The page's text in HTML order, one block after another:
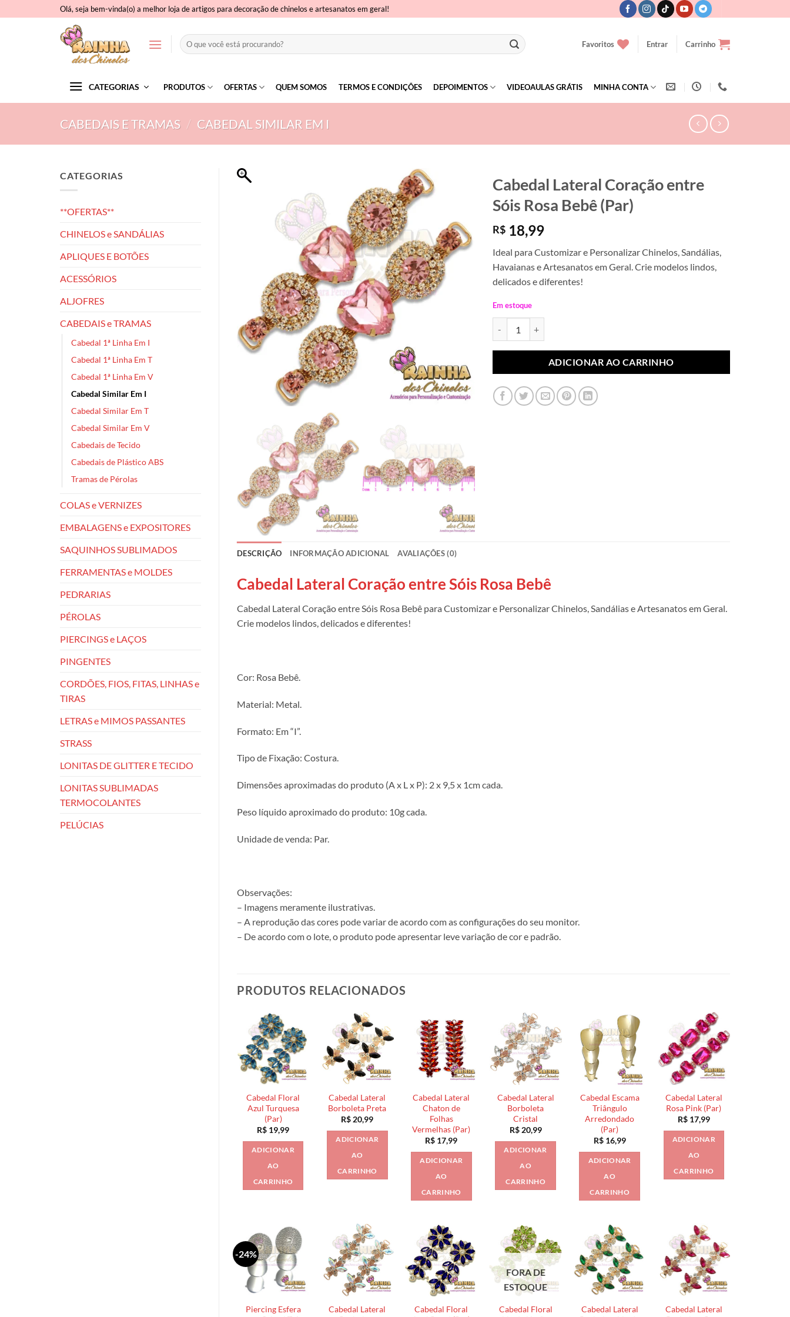
to
Olá, seja bem-vinda(o) a melhor loja de artigos para decoração de chinelos e artesanatos em geral!
Pesquisar
por:
Favoritos Entrar Carrinho
CATEGORIAS PRODUTOS OFERTAS QUEM SOMOS TERMOS E CONDIÇÕES DEPOIMENTOS VIDEOAULAS GRÁTIS MINHA CONTA
CABEDAIS E TRAMAS / CABEDAL SIMILAR EM I
CATEGORIAS
**OFERTAS**
CHINELOS e SANDÁLIAS
APLIQUES E BOTÕES
ACESSÓRIOS
ALJOFRES
CABEDAIS e TRAMAS
Cabedal 1ª Linha Em I
Cabedal 1ª Linha Em T
Cabedal 1ª Linha Em V
Cabedal Similar Em I
Cabedal Similar Em T
Cabedal Similar Em V
Cabedais de Tecido
Cabedais de Plástico ABS
Tramas de Pérolas
COLAS e VERNIZES
EMBALAGENS e EXPOSITORES
SAQUINHOS SUBLIMADOS
FERRAMENTAS e MOLDES
PEDRARIAS
PÉROLAS
PIERCINGS e LAÇOS
PINGENTES
CORDÕES, FIOS, FITAS, LINHAS e
TIRAS
LETRAS e MIMOS PASSANTES
STRASS
LONITAS DE GLITTER E TECIDO
LONITAS SUBLIMADAS
TERMOCOLANTES
PELÚCIAS
Cabedal Lateral Coração entre
Sóis Rosa Bebê (Par)
R$18,99
Ideal para Customizar e Personalizar Chinelos, Sandálias,
Havaianas e Artesanatos em Geral. Crie modelos lindos,
delicados e diferentes!
Em estoque
ADICIONAR AO CARRINHO
DESCRIÇÃO INFORMAÇÃO ADICIONAL AVALIAÇÕES (0)
Cabedal Lateral Coração entre Sóis Rosa Bebê
Cabedal Lateral Coração entre Sóis Rosa Bebê para Customizar e Personalizar Chinelos, Sandálias e Artesanatos em Geral.
Crie modelos lindos, delicados e diferentes!
Cor: Rosa Bebê.
Material: Metal.
Formato: Em “I”.
Tipo de Fixação: Costura.
Dimensões aproximadas do produto (A x L x P): 2 x 9,5 x 1cm cada.
Peso líquido aproximado do produto: 10g cada.
Unidade de venda: Par.
Observações:
– Imagens meramente ilustrativas.
– A reprodução das cores pode variar de acordo com as configurações do seu monitor.
– De acordo com o lote, o produto pode apresentar leve variação de cor e padrão.
PRODUTOS RELACIONADOS
Cabedal Floral
Azul Turquesa
(Par)
R$ 19,99
ADICIONAR
AO
CARRINHO
Cabedal Lateral
Borboleta Preta
R$ 20,99
ADICIONAR
AO
CARRINHO
Cabedal Lateral
Chaton de
Folhas
Vermelhas (Par)
R$ 17,99
ADICIONAR
AO
CARRINHO
Cabedal Lateral
Borboleta
Cristal
R$20,99
ADICIONAR
AO
CARRINHO
Cabedal Escama
Triângulo
Arredondado
(Par)
R$16,99
ADICIONAR
AO
CARRINHO
Cabedal Lateral
Rosa Pink (Par)
R$17,99
ADICIONAR
AO
CARRINHO
-24%
Piercing Esfera
Cabedal Lateral
Cabedal Floral
FORA DE
ESTOQUE
Cabedal Floral
Cabedal Lateral
Cabedal Lateral